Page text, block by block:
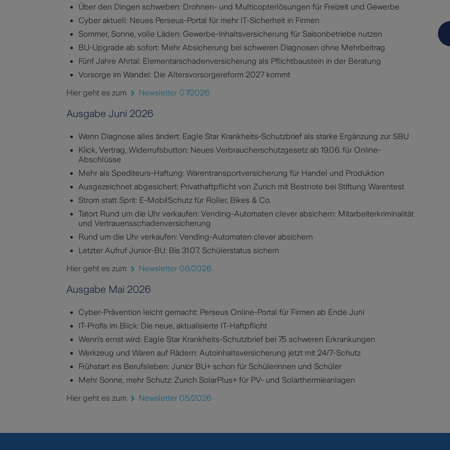
Über den Dingen schweben: Drohnen- und Multicopterlösungen für Freizeit und Gewerbe
Cyber aktuell: Neues Perseus-Portal für mehr IT-Sicherheit in Firmen
Sommer, Sonne, volle Läden: Gewerbe-Inhaltsversicherung für Saisonbetriebe nutzen
BU-Upgrade ab sofort: Mehr Absicherung bei schweren Diagnosen ohne Mehrbeitrag
Fünf Jahre Ahrtal: Elementarschadenversicherung als Pflichtbaustein in der Beratung
Vorsorge im Wandel: Die Altersvorsorgereform 2027 kommt
Hier geht es zum Newsletter 07/2026
Ausgabe Juni 2026
Wenn Diagnose alles ändert: Eagle Star Krankheits-Schutzbrief als starke Ergänzung zur SBU
Klick, Vertrag, Widerrufsbutton: Neues Verbraucherschutzgesetz ab 19.06. für Online-
Abschlüsse
Mehr als Spediteurs-Haftung: Warentransportversicherung für Handel und Produktion
Ausgezeichnet abgesichert: Privathaftpflicht von Zurich mit Bestnote bei Stiftung Warentest
Strom statt Sprit: E-MobilSchutz für Roller, Bikes & Co.
Tatort Rund um die Uhr verkaufen: Vending-Automaten clever absichern: Mitarbeiterkriminalität
und Vertrauensschadenversicherung
Rund um die Uhr verkaufen: Vending-Automaten clever absichern
Letzter Aufruf Junior-BU: Bis 31.07. Schülerstatus sichern
Hier geht es zum Newsletter 06/2026
Ausgabe Mai 2026
Cyber-Prävention leicht gemacht: Perseus Online-Portal für Firmen ab Ende Juni
IT-Profis im Blick: Die neue, aktualisierte IT-Haftpflicht
Wenn's ernst wird: Eagle Star Krankheits-Schutzbrief bei 75 schweren Erkrankungen
Werkzeug und Waren auf Rädern: Autoinhaltsversicherung jetzt mit 24/7-Schutz
Frühstart ins Berufsleben: Junior BU+ schon für Schülerinnen und Schüler
Mehr Sonne, mehr Schutz: Zurich SolarPlus+ für PV- und Solarthermieanlagen
Hier geht es zum Newsletter 05/2026